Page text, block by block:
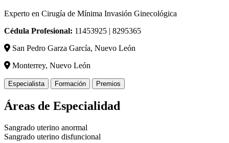
Experto en Cirugía de Mínima Invasión Ginecológica
Cédula Profesional: 11453925 | 8295365
San Pedro Garza García, Nuevo León
Monterrey, Nuevo León
Especialista Formación Premios
Áreas de Especialidad
Sangrado uterino anormal
Sangrado uterino disfuncional